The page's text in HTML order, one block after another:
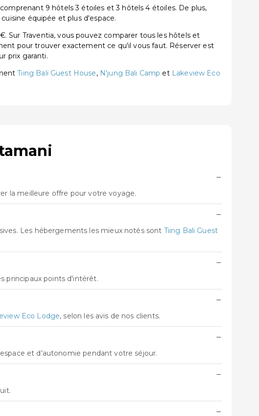
9 hôtels 3 étoiles et 3 hôtels 4 étoiles. De plus,
équipée et plus d'espace.
Sur Traventia, vous pouvez comparer tous les hôtels et
pour trouver exactement ce qu'il vous faut. Réserver est
prix garanti.
Tiing Bali Guest House, N'jung Bali Camp et Lakeview Eco
−
la meilleure offre pour votre voyage.
−
Les hébergements les mieux notés sont Tiing Bali Guest
−
principaux points d'intérêt.
−
Eco Lodge, selon les avis de nos clients.
−
et d'autonomie pendant votre séjour.
−
−